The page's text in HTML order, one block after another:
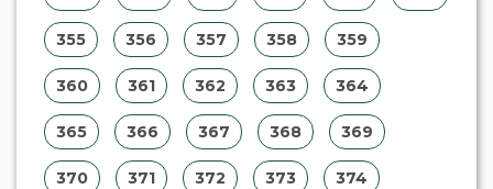
355 356 357 358 359
360 361 362 363 364
365 366 367 368 369
370 371 372 373 374